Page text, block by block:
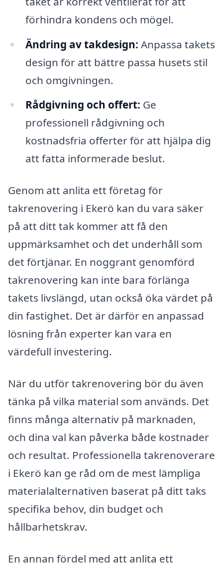
förhindra kondens och mögel.
Ändring av takdesign: Anpassa takets
design för att bättre passa husets stil
och omgivningen.
Rådgivning och offert: Ge
professionell rådgivning och
kostnadsfria offerter för att hjälpa dig
att fatta informerade beslut.
Genom att anlita ett företag för
takrenovering i Ekerö kan du vara säker
på att ditt tak kommer att få den
uppmärksamhet och det underhåll som
det förtjänar. En noggrant genomförd
takrenovering kan inte bara förlänga
takets livslängd, utan också öka värdet på
din fastighet. Det är därför en anpassad
lösning från experter kan vara en
värdefull investering.
När du utför takrenovering bör du även
tänka på vilka material som används. Det
finns många alternativ på marknaden,
och dina val kan påverka både kostnader
och resultat. Professionella takrenoverare
i Ekerö kan ge råd om de mest lämpliga
materialalternativen baserat på ditt taks
specifika behov, din budget och
hållbarhetskrav.
En annan fördel med att anlita ett